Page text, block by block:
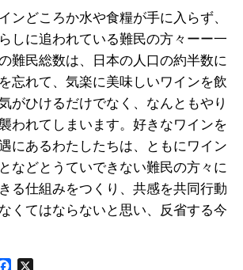
ンどころか水や食糧が手に入らず、
しに追われている難民の方々ーー一
難民総数は、日本の人口の約半数に
忘れて、気楽に美味しいワインを飲
がひけるだけでなく、なんともやり
われてしまいます。好きなワインを
にあるわたしたちは、ともにワイン
などとうていできない難民の方々に
る仕組みをつくり、共感を共同行動
くてはならないと思い、反省する今